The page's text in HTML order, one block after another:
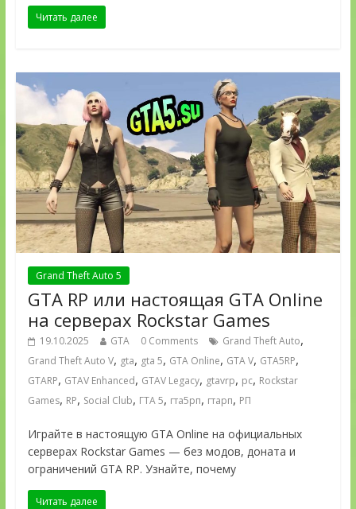
Читать далее
Grand Theft Auto 5
GTA RP или настоящая GTA Online
на серверах Rockstar Games
19.10.2025 GTA 0 Comments Grand Theft Auto,
Grand Theft Auto V, gta, gta 5, GTA Online, GTA V, GTA5RP,
GTARP, GTAV Enhanced, GTAV Legacy, gtavrp, pc, Rockstar
Games, RP, Social Club, ГТА 5, гта5рп, гтарп, РП
Играйте в настоящую GTA Online на официальных
серверах Rockstar Games — без модов, доната и
ограничений GTA RP. Узнайте, почему
Читать далее